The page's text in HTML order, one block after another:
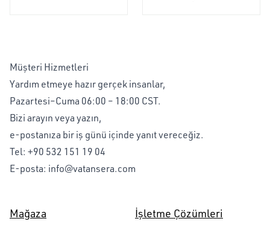
Müşteri Hizmetleri
Yardım etmeye hazır gerçek insanlar,
Pazartesi–Cuma 06:00 – 18:00 CST.
Bizi arayın veya yazın,
e-postanıza bir iş günü içinde yanıt vereceğiz.
Tel: +90 532 151 19 04
E-posta: info@vatansera.com
Mağaza İşletme Çözümleri